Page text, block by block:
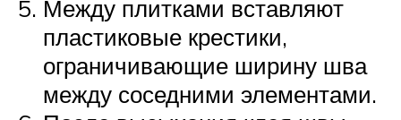
Между плитками вставляют
пластиковые крестики,
ограничивающие ширину шва
между соседними элементами.